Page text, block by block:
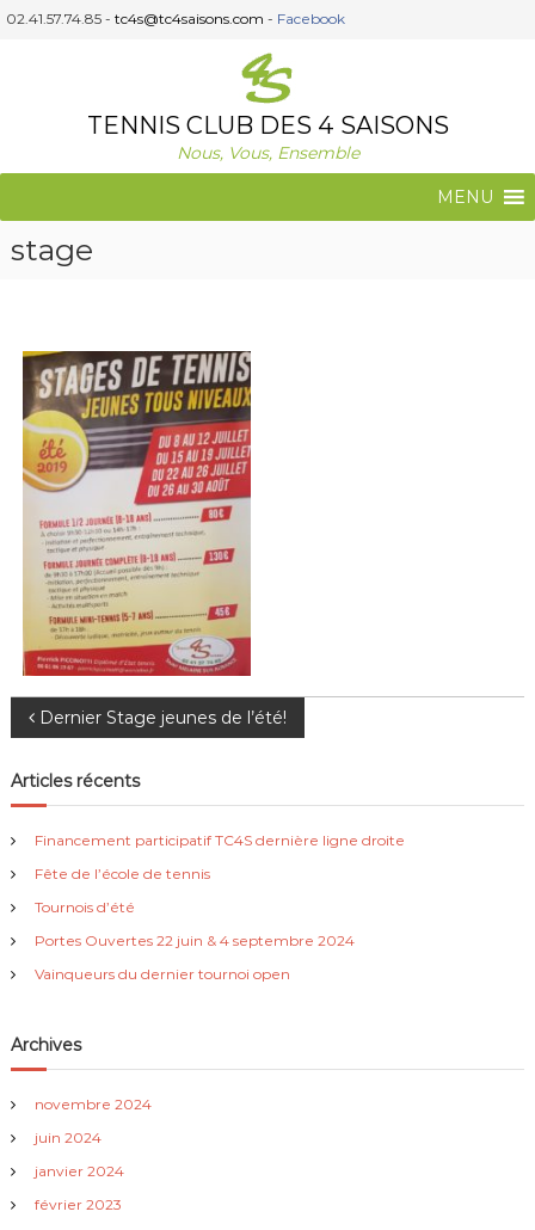
A02.41.57.74.85 - tc4s@tc4saisons.com - Facebook
TENNIS CLUB DES 4 SAISONS
Nous, Vous, Ensemble
MENU
stage
N
a
v
i
g
a
t
i
o
n
Dernier Stage jeunes de l’été!
Articles récents
Financement participatif TC4S dernière ligne droite
Fête de l’école de tennis
Tournois d’été
Portes Ouvertes 22 juin & 4 septembre 2024
Vainqueurs du dernier tournoi open
Archives
novembre 2024
juin 2024
janvier 2024
février 2023